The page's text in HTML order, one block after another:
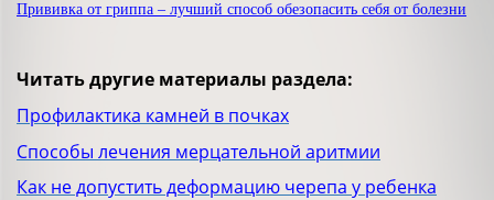
Прививка от гриппа – лучший способ обезопасить себя от болезни
Читать другие материалы раздела:
Профилактика камней в почках
Способы лечения мерцательной аритмии
Как не допустить деформацию черепа у ребенка